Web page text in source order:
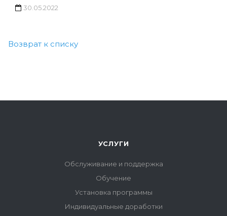
30.05.2022
Возврат к списку
УСЛУГИ
Обслуживание и поддержка
Обучение
Установка программы
Индивидуальные доработки